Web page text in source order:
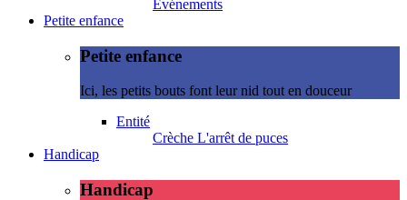
Evénements
Petite enfance
Petite enfance
Ici, les petits bouts font leur nid tout en douceur
Entité
Crèche L'arrêt de puces
Handicap
Handicap